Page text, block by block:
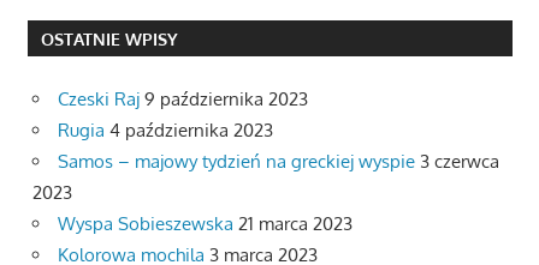
OSTATNIE WPISY
Czeski Raj 9 października 2023
Rugia 4 października 2023
Samos – majowy tydzień na greckiej wyspie 3 czerwca
2023
Wyspa Sobieszewska 21 marca 2023
Kolorowa mochila 3 marca 2023